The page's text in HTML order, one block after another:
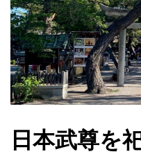
日本武尊を